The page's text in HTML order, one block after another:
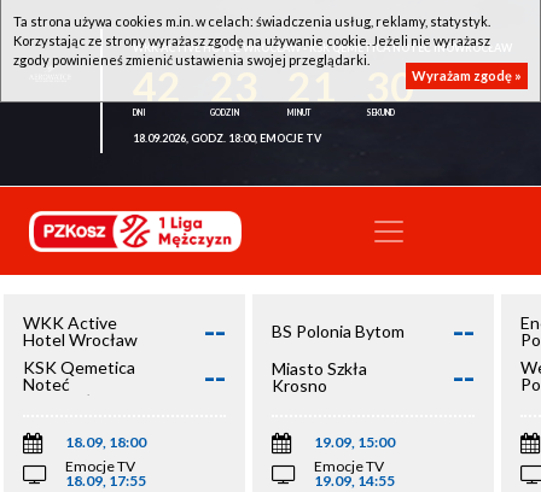
WKK ACTIVE HOTEL WROCŁAW - KSK QEMETICA NOTEĆ INOWROCŁAW
29
18.09.2026, GODZ. 18:00, EMOCJE TV
WKK Active
Hotel Wrocław
--
KSK Qemetica
Noteć
Inowrocław
--
18.09, 18:00
Emocje TV
18.09, 17:55
BS Polonia Bytom --
Miasto Szkła
Krosno
--
19.09, 15:00
Emocje TV
19.09, 14:55
Ta strona używa cookies m.in. w celach: świadczenia usług, reklamy, statystyk.
Korzystając ze strony wyrażasz zgodę na używanie cookie. Jeżeli nie wyrażasz
zgody powinieneś zmienić ustawienia swojej przeglądarki.
Wyrażam zgodę »